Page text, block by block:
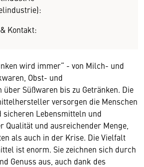
Kontakt:
wird immer“ - von Milch- und
Obst- und
über Süßwaren bis zu Getränken. Die
versorgen die Menschen
Lebensmitteln und
Qualität und ausreichender Menge,
als auch in der Krise. Die Vielfalt
ist enorm. Sie zeichnen sich durch
Genuss aus, auch dank des